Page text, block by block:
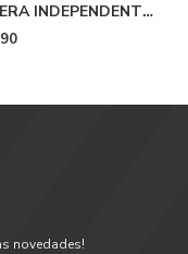
INDEPENDENT
BE BEAT 78 LS -
novedades!